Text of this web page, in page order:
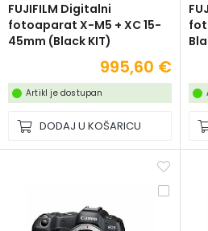
FUJIFILM Digitalni
fotoaparat X-M5 + XC 15-
45mm (Black KIT)
995,60 €
Artikl je dostupan
DODAJ U KOŠARICU